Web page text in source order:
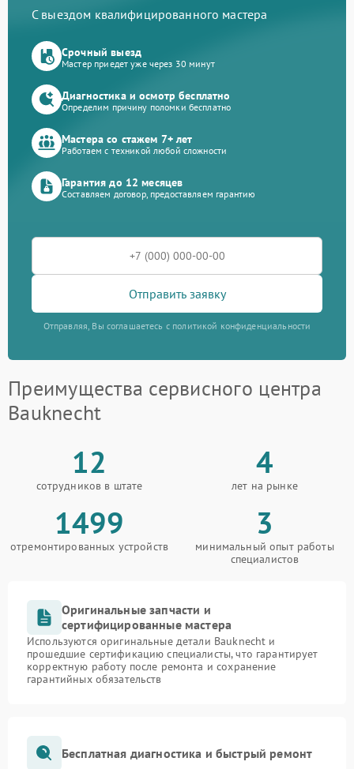
С выездом квалифицированного мастера
Срочный выезд
Мастер приедет уже через 30 минут
Диагностика и осмотр бесплатно
Определим причину поломки бесплатно
Мастера со стажем 7+ лет
Работаем с техникой любой сложности
Гарантия до 12 месяцев
Составляем договор, предоставляем гарантию
Отправить заявку
Отправляя, Вы соглашаетесь с политикой конфиденциальности
Преимущества сервисного центра
Bauknecht
12
сотрудников в штате
4
лет на рынке
1499
отремонтированных устройств
3
минимальный опыт работы
специалистов
Оригинальные запчасти и
сертифицированные мастера
Используются оригинальные детали Bauknecht и
прошедшие сертификацию специалисты, что гарантирует
корректную работу после ремонта и сохранение
гарантийных обязательств
Бесплатная диагностика и быстрый ремонт